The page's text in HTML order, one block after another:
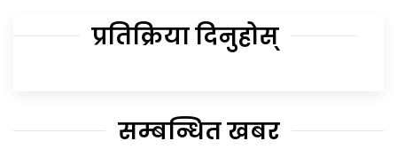
प्रतिक्रिया दिनुहोस्
सम्बन्धित खबर